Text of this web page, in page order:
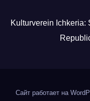
Kulturverein Ichkeria:
Сайт работает на